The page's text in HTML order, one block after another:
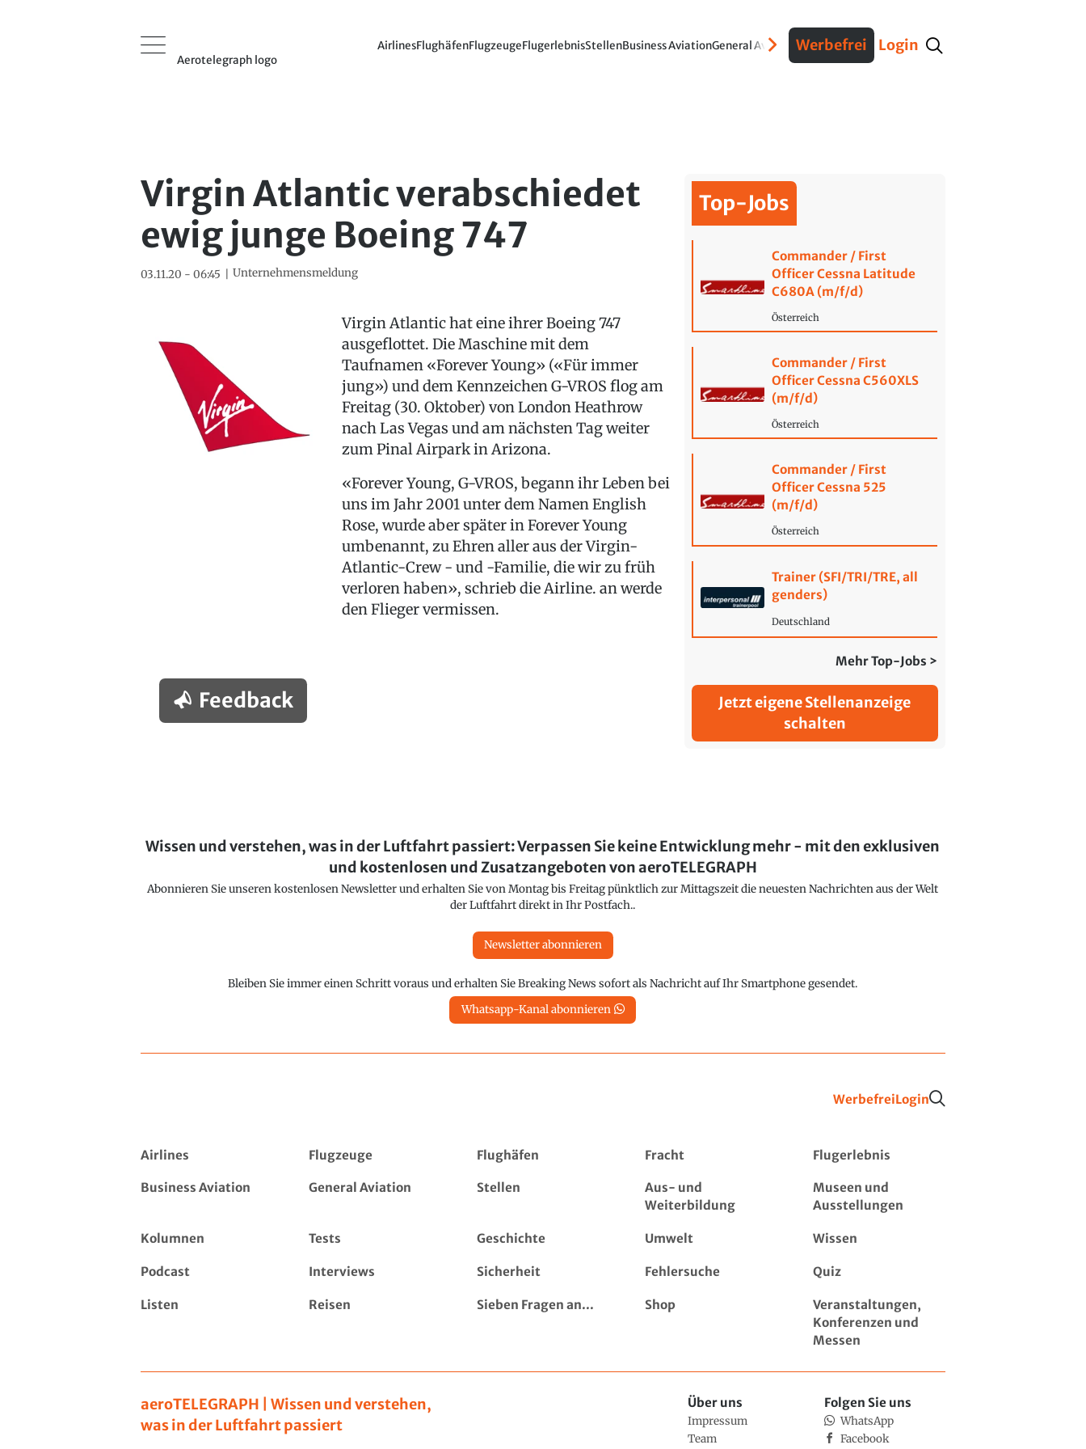
Aerotelegraph logo
AirlinesFlughäfenFlugzeugeFlugerlebnisStellenBusiness AviationGeneral AviationVerteidigungInterviews Fracht
Werbefrei Login
Virgin Atlantic verabschiedet
ewig junge Boeing 747
03.11.20 - 06:45 Unternehmensmeldung
Virgin Atlantic hat eine ihrer Boeing 747
ausgeflottet. Die Maschine mit dem
Taufnamen «Forever Young» («Für immer
jung») und dem Kennzeichen G-VROS flog am
Freitag (30. Oktober) von London Heathrow
nach Las Vegas und am nächsten Tag weiter
zum Pinal Airpark in Arizona.
«Forever Young, G-VROS, begann ihr Leben bei
uns im Jahr 2001 unter dem Namen English
Rose, wurde aber später in Forever Young
umbenannt, zu Ehren aller aus der Virgin-
Atlantic-Crew - und -Familie, die wir zu früh
verloren haben», schrieb die Airline. an werde
den Flieger vermissen.
Feedback
Top-Jobs
Commander / First
Officer Cessna Latitude
C680A (m/f/d)
Österreich
Commander / First
Officer Cessna C560XLS
(m/f/d)
Österreich
Commander / First
Officer Cessna 525
(m/f/d)
Österreich
Trainer (SFI/TRI/TRE, all
genders)
Deutschland
Mehr Top-Jobs >
Jetzt eigene Stellenanzeige
schalten
Wissen und verstehen, was in der Luftfahrt passiert: Verpassen Sie keine Entwicklung mehr - mit den exklusiven
und kostenlosen und Zusatzangeboten von aeroTELEGRAPH
Abonnieren Sie unseren kostenlosen Newsletter und erhalten Sie von Montag bis Freitag pünktlich zur Mittagszeit die neuesten Nachrichten aus der Welt
der Luftfahrt direkt in Ihr Postfach..
Newsletter abonnieren
Bleiben Sie immer einen Schritt voraus und erhalten Sie Breaking News sofort als Nachricht auf Ihr Smartphone gesendet.
Whatsapp-Kanal abonnieren
WerbefreiLogin
Airlines Flugzeuge Flughäfen Fracht Flugerlebnis
Business Aviation General Aviation Stellen
Aus- und
Weiterbildung
Museen und
Ausstellungen
Kolumnen Tests Geschichte Umwelt Wissen
Podcast Interviews Sicherheit Fehlersuche Quiz
Listen Reisen Sieben Fragen an... Shop
Veranstaltungen,
Konferenzen und
Messen
aeroTELEGRAPH | Wissen und verstehen,
was in der Luftfahrt passiert
Über uns
Impressum
Team
Folgen Sie uns
WhatsApp
Facebook